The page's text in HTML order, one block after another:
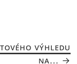
VÝHLEDU
NA...